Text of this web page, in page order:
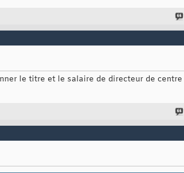
le titre et le salaire de directeur de centre